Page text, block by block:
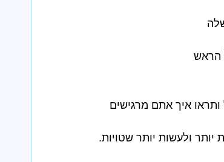
הראש
ולעשות יותר שטויות.